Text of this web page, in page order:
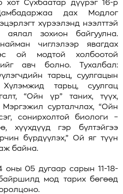
Сүхбаатар дүүрэг 16-р
дах Модлог
хүрээлэнд нээлттэй
аялал зохион байгуулна.
чиглэлээр явагдах
ой модтой холбоотой
авч болно. Тухалбал:
тарьц, суулгацын
Хүлэмжид тарьц, суулгац
“Ойн үр” таних, түүх,
Мэргэжил сурталчлах, “Ойн
сонирхолтой биологи –
хүүхдүүд гэр бүлтэйгээ
бүрдүүлэх,” Ой яг түүн
байна.
оны 05 дугаар сарын 11-18-
мод тарих бөгөөд